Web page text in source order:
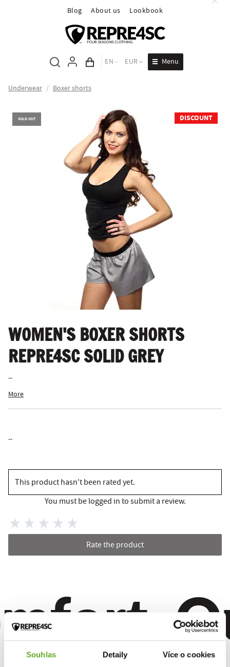
Souhlas Detaily Více o cookies
Blog About us Lookbook
Cart total
EN EUR Menu
Underwear / Boxer shorts
SOLD OUT DISCOUNT
WOMEN'S BOXER SHORTS
REPRE4SC SOLID GREY
--
More
--
This product hasn't been rated yet.
You must be logged in to submit a review.
Rate the product